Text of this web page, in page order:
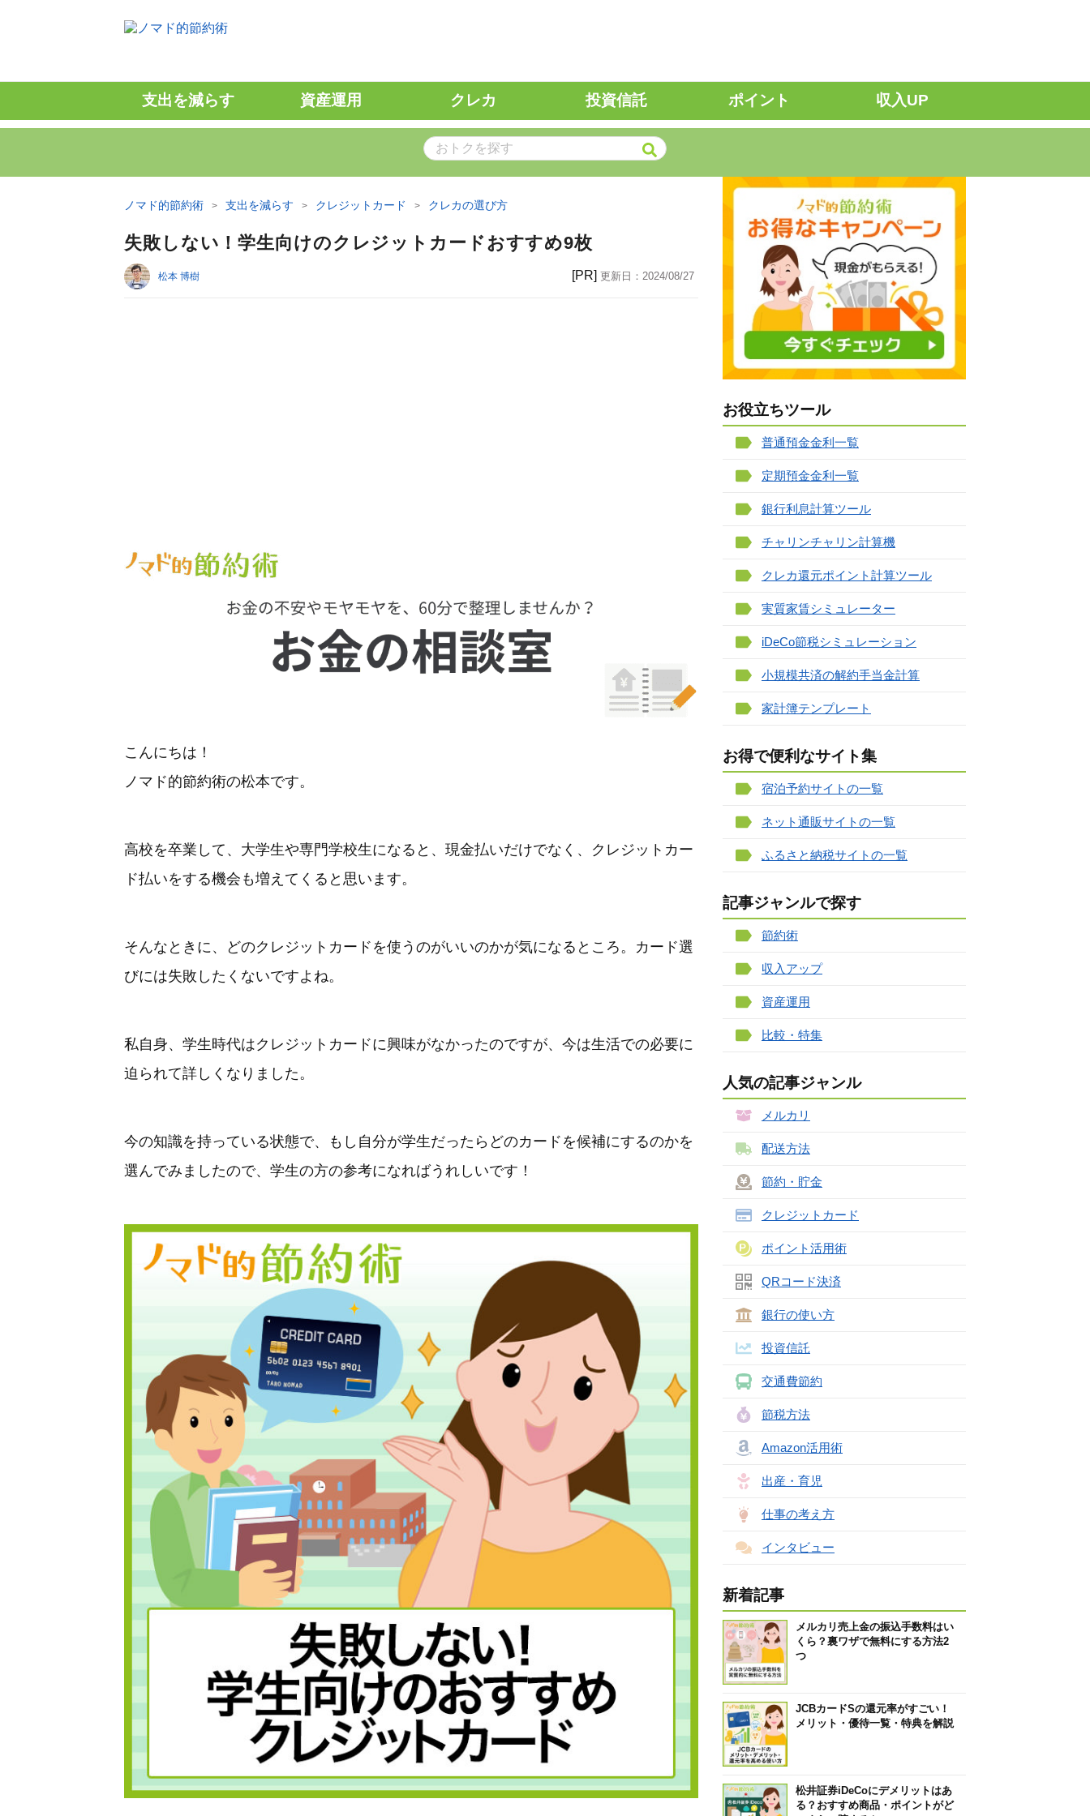
支出を減らす 資産運用 クレカ 投資信託 ポイント 収入UP
ノマド的節約術 支出を減らす クレジットカード クレカの選び方
失敗しない！学生向けのクレジットカードおすすめ9枚
松本 博樹 [PR] 更新日： 2024/08/27
こんにちは！
ノマド的節約術の松本です。
高校を卒業して、大学生や専門学校生になると、現金払いだけでなく、クレジットカー
ド払いをする機会も増えてくると思います。
そんなときに、どのクレジットカードを使うのがいいのかが気になるところ。カード選
びには失敗したくないですよね。
私自身、学生時代はクレジットカードに興味がなかったのですが、今は生活での必要に
迫られて詳しくなりました。
今の知識を持っている状態で、もし自分が学生だったらどのカードを候補にするのかを
選んでみましたので、学生の方の参考になればうれしいです！
お役立ちツール
普通預金金利一覧
定期預金金利一覧
銀行利息計算ツール
チャリンチャリン計算機
クレカ還元ポイント計算ツール
実質家賃シミュレーター
iDeCo節税シミュレーション
小規模共済の解約手当金計算
家計簿テンプレート
お得で便利なサイト集
宿泊予約サイトの一覧
ネット通販サイトの一覧
ふるさと納税サイトの一覧
記事ジャンルで探す
節約術
収入アップ
資産運用
比較・特集
人気の記事ジャンル
メルカリ
配送方法
節約・貯金
クレジットカード
ポイント活用術
QRコード決済
銀行の使い方
投資信託
交通費節約
節税方法
Amazon活用術
出産・育児
仕事の考え方
インタビュー
新着記事
メルカリ売上金の振込手数料はい
くら？裏ワザで無料にする方法2
つ
JCBカードSの還元率がすごい！
メリット・優待一覧・特典を解説
松井証券iDeCoにデメリットはあ
る？おすすめ商品・ポイントがど